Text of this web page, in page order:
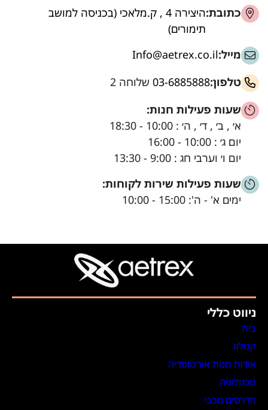
כתובת:
היצירה 4 , ק.מלאכי (בכניסה למושב
תימורים)
מייל:Info@aetrex.co.il
טלפון:03-6885888 שלוחה 2
שעות פעילות חנות:
א׳ , ב׳ , ד׳ , ה׳ : 10:00 - 18:30
יום ג׳ : 10:00 - 16:00
יום ו׳ וערבי חג : 9:00 - 13:30
שעות פעילות שירות לקוחות:
ימים א' - ה': 15:00 - 10:00
ניווט כללי
בית
קטלוג
אודות חנות אורטופדיה
טכנולוגיה
מדרסים מכבי